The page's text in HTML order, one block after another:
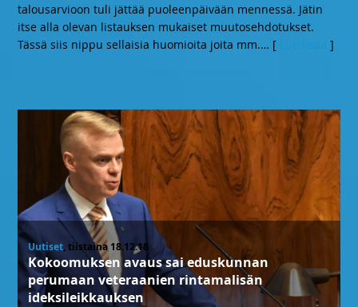
talousarvioon tuli jättää puoleenpäivään mennessä. Jätin
itse alla olevan listauksen mukaiset muutosehdotukset.
Tässä siis nippu sellaisia huomioita joita mm.… [ ]
Uutiset, tiistaina 18.12.18
Kokoomuksen avaus sai eduskunnan
perumaan veteraanien rintamalisän
ideksileikkauksen